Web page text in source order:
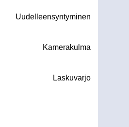
Uudelleensyntyminen
Kamerakulma
Laskuvarjo